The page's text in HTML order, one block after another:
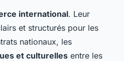
international. Leur
et structurés pour les
nationaux, les
et culturelles entre les